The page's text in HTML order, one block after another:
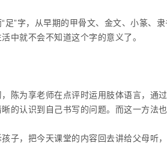
足”字，从早期的甲骨文、金文、小篆、
中就不会不知道这个字的意义了。
陈为享老师在点评时运用肢体语言，通
的认识到自己书写的问题。而这一方法也
子，把今天课堂的内容回去讲给父母听